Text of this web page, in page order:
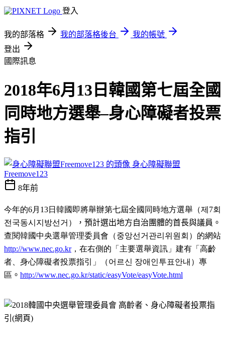
登入
我的部落格 我的部落格後台
我的帳號
登出
國際訊息
2018年6月13日韓國第七屆全國
同時地方選舉–身心障礙者投票
指引
身心障礙聯盟
Freemove123
8年前
今年的6月 13日韓國即將舉辦第七屆全國同時地方選舉（제 7회
전국동시지방선거 ）
，預計選出地方自治團體的首長與議員。
查閱韓國中央選舉管理委員會（중앙선거관리위원회 ）的網站
http://www.nec.go.kr，在右側的「主要選舉資訊」建有「高齡
者、身心障礙者投票指引」（어르신 장애인투표안내 ）專
區 。 http://www.nec.go.kr/static/easyVote/easyVote.html